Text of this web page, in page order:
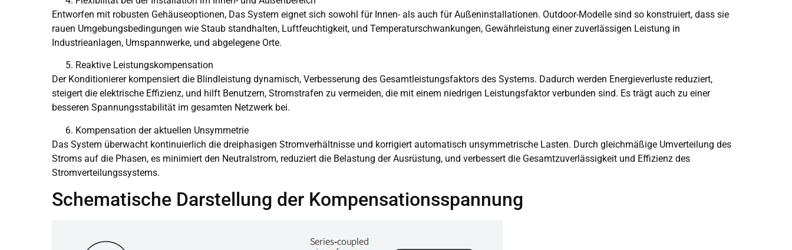
Entworfen mit robusten Gehäuseoptionen, Das System eignet sich sowohl für Innen- als auch für Außeninstallationen. Outdoor-Modelle sind so konstruiert, dass sie
rauen Umgebungsbedingungen wie Staub standhalten, Luftfeuchtigkeit, und Temperaturschwankungen, Gewährleistung einer zuverlässigen Leistung in
Industrieanlagen, Umspannwerke, und abgelegene Orte.
Reaktive Leistungskompensation
Der Konditionierer kompensiert die Blindleistung dynamisch, Verbesserung des Gesamtleistungsfaktors des Systems. Dadurch werden Energieverluste reduziert,
steigert die elektrische Effizienz, und hilft Benutzern, Stromstrafen zu vermeiden, die mit einem niedrigen Leistungsfaktor verbunden sind. Es trägt auch zu einer
besseren Spannungsstabilität im gesamten Netzwerk bei.
Kompensation der aktuellen Unsymmetrie
Das System überwacht kontinuierlich die dreiphasigen Stromverhältnisse und korrigiert automatisch unsymmetrische Lasten. Durch gleichmäßige Umverteilung des
Stroms auf die Phasen, es minimiert den Neutralstrom, reduziert die Belastung der Ausrüstung, und verbessert die Gesamtzuverlässigkeit und Effizienz des
Stromverteilungssystems.
Schematische Darstellung der Kompensationsspannung